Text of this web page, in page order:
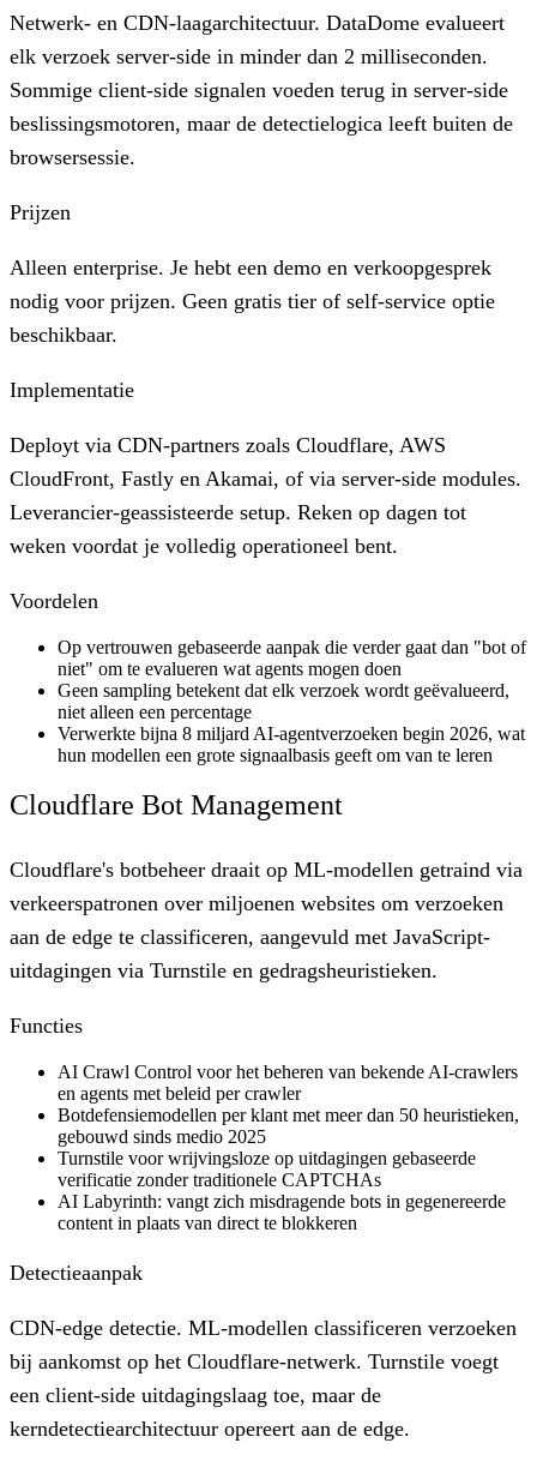
Netwerk- en CDN-laagarchitectuur. DataDome evalueert
elk verzoek server-side in minder dan 2 milliseconden.
Sommige client-side signalen voeden terug in server-side
beslissingsmotoren, maar de detectielogica leeft buiten de
browsersessie.
Prijzen
Alleen enterprise. Je hebt een demo en verkoopgesprek
nodig voor prijzen. Geen gratis tier of self-service optie
beschikbaar.
Implementatie
Deployt via CDN-partners zoals Cloudflare, AWS
CloudFront, Fastly en Akamai, of via server-side modules.
Leverancier-geassisteerde setup. Reken op dagen tot
weken voordat je volledig operationeel bent.
Voordelen
Op vertrouwen gebaseerde aanpak die verder gaat dan "bot of
niet" om te evalueren wat agents mogen doen
Geen sampling betekent dat elk verzoek wordt geëvalueerd,
niet alleen een percentage
Verwerkte bijna 8 miljard AI-agentverzoeken begin 2026, wat
hun modellen een grote signaalbasis geeft om van te leren
Cloudflare Bot Management
Cloudflare's botbeheer draait op ML-modellen getraind via
verkeerspatronen over miljoenen websites om verzoeken
aan de edge te classificeren, aangevuld met JavaScript-
uitdagingen via Turnstile en gedragsheuristieken.
Functies
AI Crawl Control voor het beheren van bekende AI-crawlers
en agents met beleid per crawler
Botdefensiemodellen per klant met meer dan 50 heuristieken,
gebouwd sinds medio 2025
Turnstile voor wrijvingsloze op uitdagingen gebaseerde
verificatie zonder traditionele CAPTCHAs
AI Labyrinth: vangt zich misdragende bots in gegenereerde
content in plaats van direct te blokkeren
Detectieaanpak
CDN-edge detectie. ML-modellen classificeren verzoeken
bij aankomst op het Cloudflare-netwerk. Turnstile voegt
een client-side uitdagingslaag toe, maar de
kerndetectiearchitectuur opereert aan de edge.